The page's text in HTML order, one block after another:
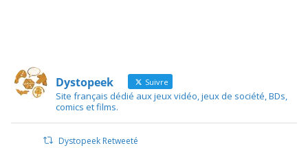
Dystopeek Suivre
Site français dédié aux jeux vidéo, jeux de société, BDs,
comics et films.
Dystopeek Retweeté